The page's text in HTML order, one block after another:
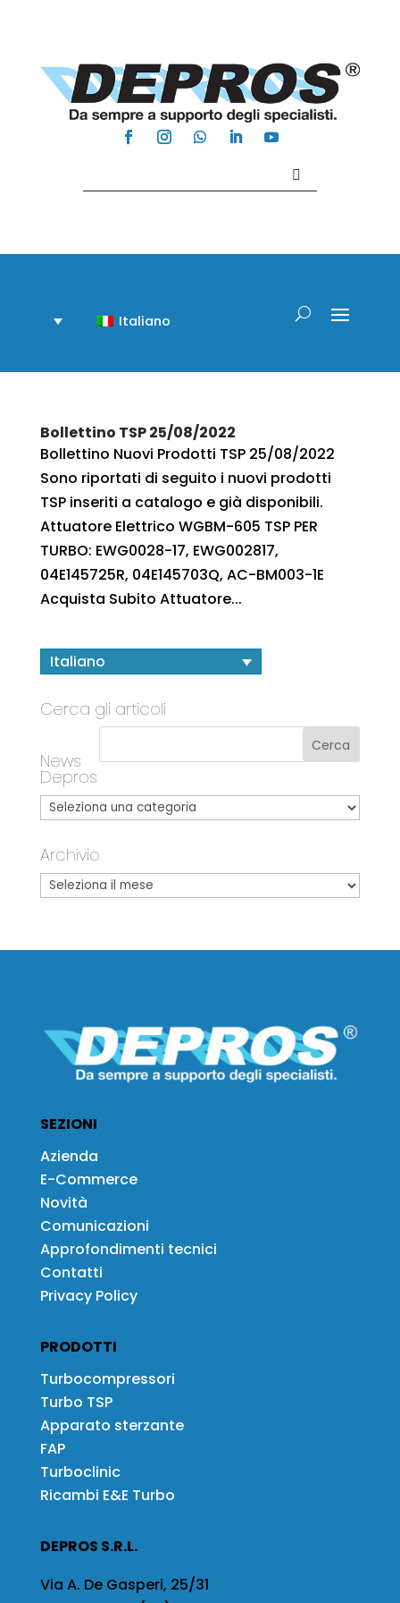
Italiano
Bollettino TSP 25/08/2022
Bollettino Nuovi Prodotti TSP 25/08/2022
Sono riportati di seguito i nuovi prodotti
TSP inseriti a catalogo e già disponibili.
Attuatore Elettrico WGBM-605 TSP PER
TURBO: EWG0028-17, EWG002817,
04E145725R, 04E145703Q, AC-BM003-1E
Acquista Subito Attuatore...
Italiano
Cerca gli articoli
News
Depros
Archivio
SEZIONI
Azienda
E-Commerce
Novità
Comunicazioni
Approfondimenti tecnici
Contatti
Privacy Policy
PRODOTTI
Turbocompressori
Turbo TSP
Apparato sterzante
FAP
Turboclinic
Ricambi E&E Turbo
DEPROS S.R.L.
Via A. De Gasperi, 25/31